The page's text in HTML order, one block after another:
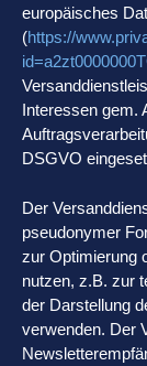
europäisches
(https://
Interessen gem.
DSGVO
Der
pseudonymer
zur Optimierung
nutzen, z.B. zur
der Darstellung
verwenden. Der